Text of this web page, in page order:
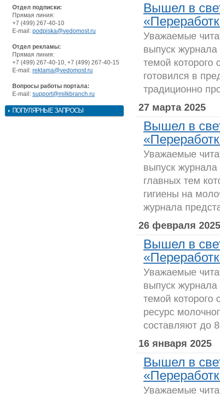
Отдел подписки:
Прямая линия:
+7 (499) 267-40-10
E-mail: podpiska@vedomost.ru
Отдел рекламы:
Прямая линия:
+7 (499) 267-40-10, +7 (499) 267-40-15
E-mail: reklama@vedomost.ru
Вопросы работы портала:
E-mail: support@milkbranch.ru
ПОПУЛЯРНЫЕ ЗАПРОСЫ
Вышел в
Уважаемые
выпуск
темой
готовился в
традиционно
27 марта 2025
Вышел в
Уважаемые
выпуск
главных тем
гигиены на
журнала
26 февраля 2025
Вышел в
Уважаемые
выпуск
темой которого
ресурс
составляют до
16 января 2025
Вышел в
Уважаемые